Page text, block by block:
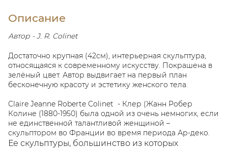
Описание
Автор - J. R. Colinet
Достаточно крупная (42см), интерьерная скульптура,
относящаяся к современному искусству. Покрашена в
зелёный цвет. Автор выдвигает на первый план
бесконечную красоту и эстетику женского тела.
Claire Jeanne Roberte Colinet - Клер (Жанн Робер
Колине (1880-1950) была одной из очень немногих, если
не единственной талантливой женщиной –
скульптором во Франции во время периода Ар-деко.
Ее скульптуры, большинство из которых